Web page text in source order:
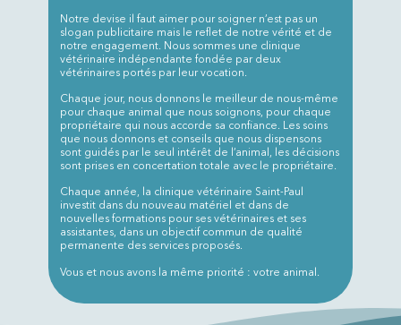
Notre devise il faut aimer pour soigner n’est pas un
slogan publicitaire mais le reflet de notre vérité et de
notre engagement. Nous sommes une clinique
vétérinaire indépendante fondée par deux
vétérinaires portés par leur vocation.
Chaque jour, nous donnons le meilleur de nous-même
pour chaque animal que nous soignons, pour chaque
propriétaire qui nous accorde sa confiance. Les soins
que nous donnons et conseils que nous dispensons
sont guidés par le seul intérêt de l’animal, les décisions
sont prises en concertation totale avec le propriétaire.
Chaque année, la clinique vétérinaire Saint-Paul
investit dans du nouveau matériel et dans de
nouvelles formations pour ses vétérinaires et ses
assistantes, dans un objectif commun de qualité
permanente des services proposés.
Vous et nous avons la même priorité : votre animal.